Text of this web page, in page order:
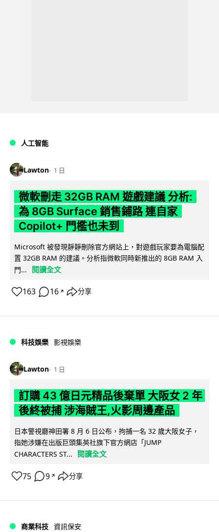
人工智能
Lawton 1 日
微軟刪走 32GB RAM 遊戲建議 分析:
為 8GB Surface 銷售鋪路 連自家
Copilot+ 門檻也未到
Microsoft 被發現靜靜刪除官方網站上，對遊戲玩家要為電腦配
置 32GB RAM 的建議。分析指微軟同時新推出的 8GB RAM 入
門...
閱讀全文
163 16 ↗ 分享
科技娛樂 影視娛樂
Lawton 1 日
訂購 43 億日元精品後棄單 大阪女 2 年
後終被捕 涉海賊王,火影周邊產品
日本警視廳神田署 8 月 6 日公布，拘捕一名 32 歲大阪女子，
指她涉嫌在出版巨頭集英社旗下官方網店「JUMP
CHARACTERS ST...
閱讀全文
75 9 ↗ 分享
商業科技 資訊保安